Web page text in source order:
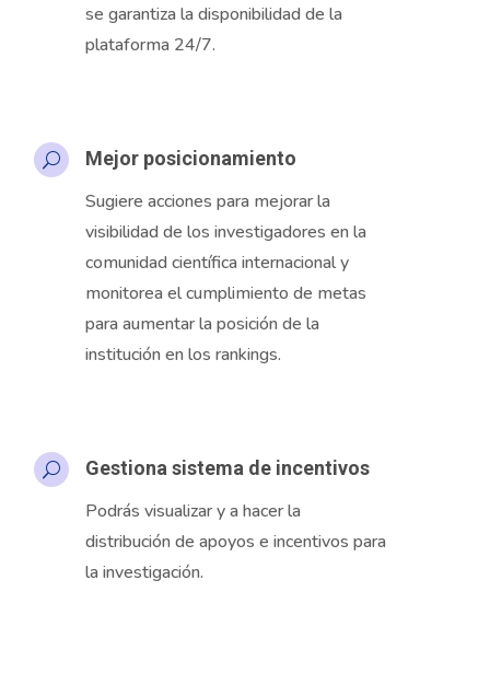
se garantiza la disponibilidad de la
plataforma 24/7.
U Mejor posicionamiento
Sugiere acciones para mejorar la
visibilidad de los investigadores en la
comunidad científica internacional y
monitorea el cumplimiento de metas
para aumentar la posición de la
institución en los rankings.
U Gestiona sistema de incentivos
Podrás visualizar y a hacer la
distribución de apoyos e incentivos para
la investigación.